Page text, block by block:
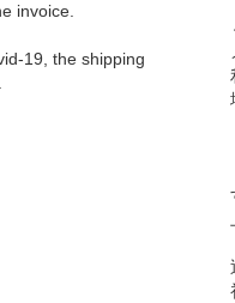
invoice.
19, the shipping